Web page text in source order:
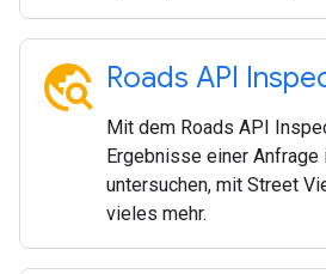
travel_explore Roads API
Mit dem Roads API
Ergebnisse einer Anfrage
untersuchen, mit Street
vieles mehr.